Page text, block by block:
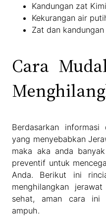
Kandungan zat
Kekurangan air
Zat dan
Cara
Berdasarkan
yang menyebabkan
maka aka anda
preventif untuk
Anda. Berikut ini
menghilangkan
sehat, aman cara ini
ampuh.